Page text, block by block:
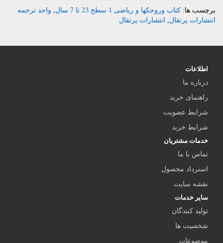
برچسب ها: کتاب وروجکها و ریاضی 1 سطح 23 تا 7 سال , واحد ترجمه
انتشارات پرتقال, انتشارات پرتقال
اطلاعات
درباره ما
راهنمای خرید
شرایط عضویت
شرایط خرید
خدمات مشتریان
تماس با ما
استرداد محصول
نقشه سایت
سایر خدمات
تولید کنندگان
شخصیت ها
موضوعات